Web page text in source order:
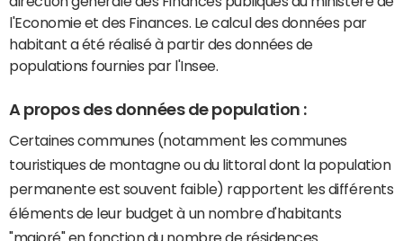
l'Economie et des Finances. Le calcul des données par
habitant a été réalisé à partir des données de
populations fournies par l'Insee.
A propos des données de population :
Certaines communes (notamment les communes
touristiques de montagne ou du littoral dont la population
permanente est souvent faible) rapportent les différents
éléments de leur budget à un nombre d'habitants
"majoré" en fonction du nombre de résidences